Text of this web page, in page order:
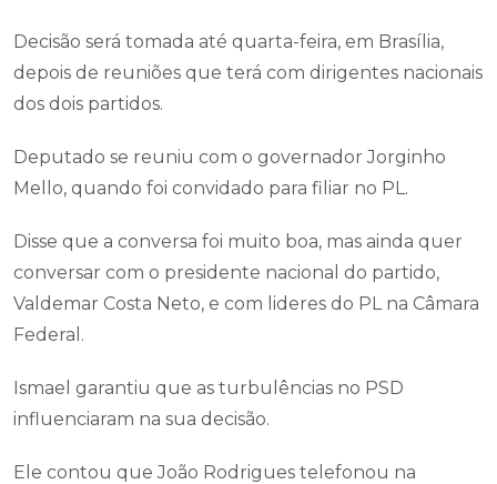
Decisão será tomada até quarta-feira, em Brasília,
depois de reuniões que terá com dirigentes nacionais
dos dois partidos.
Deputado se reuniu com o governador Jorginho
Mello, quando foi convidado para filiar no PL.
Disse que a conversa foi muito boa, mas ainda quer
conversar com o presidente nacional do partido,
Valdemar Costa Neto, e com lideres do PL na Câmara
Federal.
Ismael garantiu que as turbulências no PSD
influenciaram na sua decisão.
Ele contou que João Rodrigues telefonou na